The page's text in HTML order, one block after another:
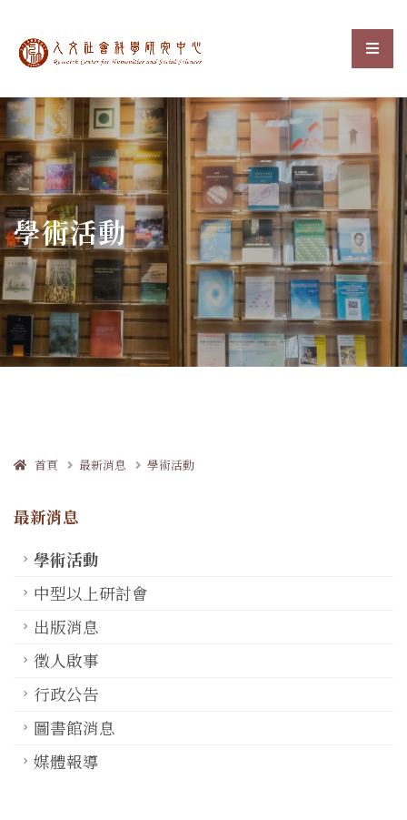
中央研究院人文社會科選
:::
學術活動
首頁 最新消息 學術活動
最新消息
學術活動
中型以上研討會
出版消息
徵人啟事
行政公告
圖書館消息
媒體報導